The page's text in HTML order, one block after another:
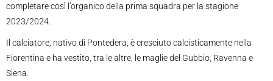
completare così l’organico della prima squadra per la stagione
2023/2024.
Il calciatore, nativo di Pontedera, è cresciuto calcisticamente nella
Fiorentina e ha vestito, tra le altre, le maglie del Gubbio, Ravenna e
Siena.